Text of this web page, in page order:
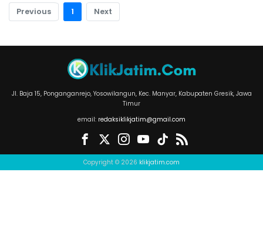
Previous 1 Next
Jl. Baja 15, Ponganganrejo, Yosowilangun, Kec. Manyar, Kabupaten Gresik, Jawa
Timur
email: redaksiklikjatim@gmail.com
Copyright © 2026 klikjatim.com